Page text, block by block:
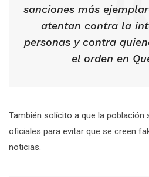
sanciones más
atentan contra la
personas y contra
el orden en
También solícito a que la población
oficiales para evitar que se creen
noticias.